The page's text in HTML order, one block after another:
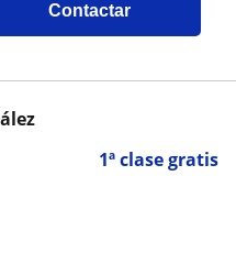
Contactar
1ª clase gratis